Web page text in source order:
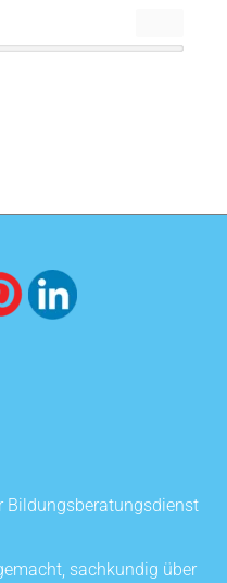
Bildungsberatungsdienst
sachkundig über